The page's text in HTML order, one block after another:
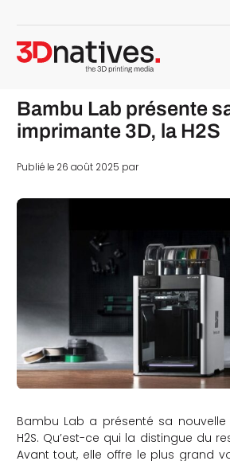
Bambu Lab présente
imprimante 3D, la H2S
Publié le 26 août 2025 par
Bambu Lab a présenté sa
H2S. Qu’est-ce qui la distingue du
Avant tout, elle offre le plus grand